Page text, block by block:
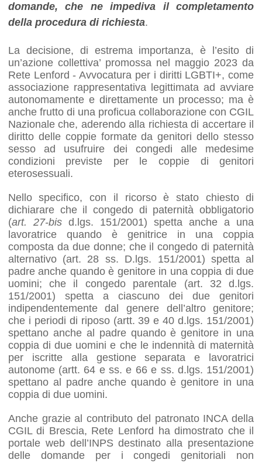
domande, che ne impediva il completamento
della procedura di richiesta.
La decisione, di estrema importanza, è l’esito di
un’azione collettiva’ promossa nel maggio 2023 da
Rete Lenford - Avvocatura per i diritti LGBTI+, come
associazione rappresentativa legittimata ad avviare
autonomamente e direttamente un processo; ma è
anche frutto di una proficua collaborazione con CGIL
Nazionale che, aderendo alla richiesta di accertare il
diritto delle coppie formate da genitori dello stesso
sesso ad usufruire dei congedi alle medesime
condizioni previste per le coppie di genitori
eterosessuali.
Nello specifico, con il ricorso è stato chiesto di
dichiarare che il congedo di paternità obbligatorio
(art. 27-bisd.lgs. 151/2001) spetta anche a una
lavoratrice quando è genitrice in una coppia
composta da due donne; che il congedo di paternità
alternativo (art. 28 ss. D.lgs. 151/2001) spetta al
padre anche quando è genitore in una coppia di due
uomini; che il congedo parentale (art. 32 d.lgs.
151/2001) spetta a ciascuno dei due genitori
indipendentemente dal genere dell’altro genitore;
che i periodi di riposo (artt. 39 e 40 d.lgs. 151/2001)
spettano anche al padre quando è genitore in una
coppia di due uomini e che le indennità di maternità
per iscritte alla gestione separata e lavoratrici
autonome (artt. 64 e ss. e 66 e ss. d.lgs. 151/2001)
spettano al padre anche quando è genitore in una
coppia di due uomini.
Anche grazie al contributo del patronato INCA della
CGIL di Brescia, Rete Lenford ha dimostrato che il
portale web dell’INPS destinato alla presentazione
delle domande per i congedi genitoriali non